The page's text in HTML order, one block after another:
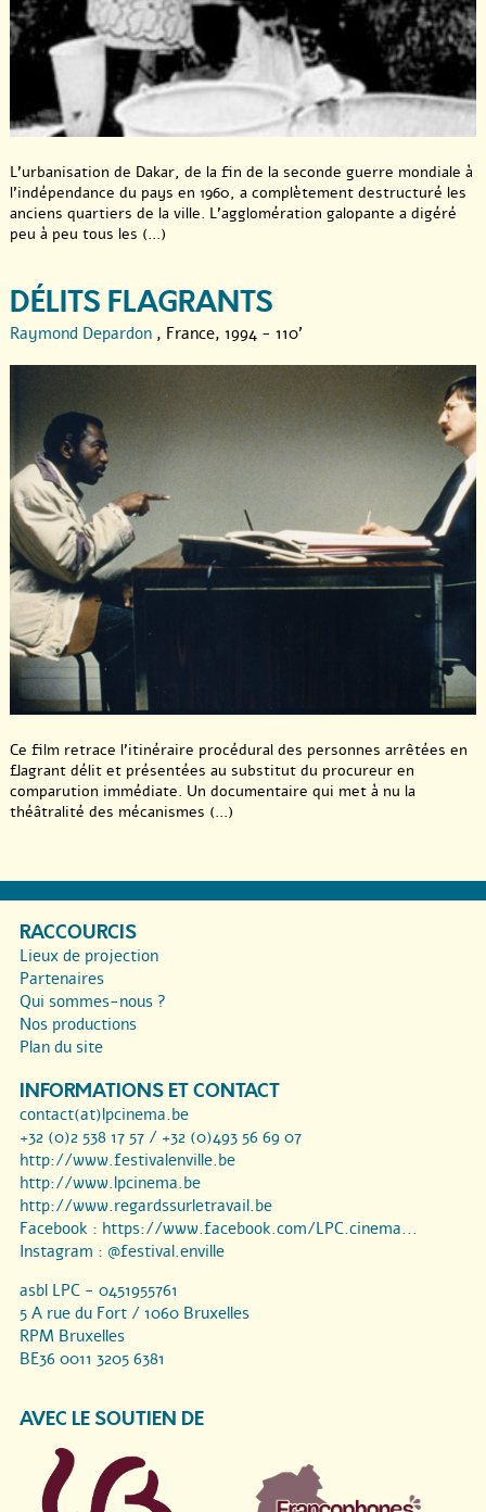
L’urbanisation de Dakar, de la fin de la seconde guerre mondiale à
l’indépendance du pays en 1960, a complètement destructuré les
anciens quartiers de la ville. L’agglomération galopante a digéré
peu à peu tous les (...)
DÉLITS FLAGRANTS
Raymond Depardon , France, 1994 - 110'
Ce film retrace l’itinéraire procédural des personnes arrêtées en
flagrant délit et présentées au substitut du procureur en
comparution immédiate. Un documentaire qui met à nu la
théâtralité des mécanismes (...)
RACCOURCIS
Lieux de projection
Partenaires
Qui sommes-nous ?
Nos productions
Plan du site
INFORMATIONS ET CONTACT
contact(at)lpcinema.be
+32 (0)2 538 17 57 / +32 (0)493 56 69 07
http://www.festivalenville.be
http://www.lpcinema.be
http://www.regardssurletravail.be
Facebook : https://www.facebook.com/LPC.cinema...
Instagram : @festival.enville
asbl LPC - 0451955761
5 A rue du Fort / 1060 Bruxelles
RPM Bruxelles
BE36 0011 3205 6381
AVEC LE SOUTIEN DE